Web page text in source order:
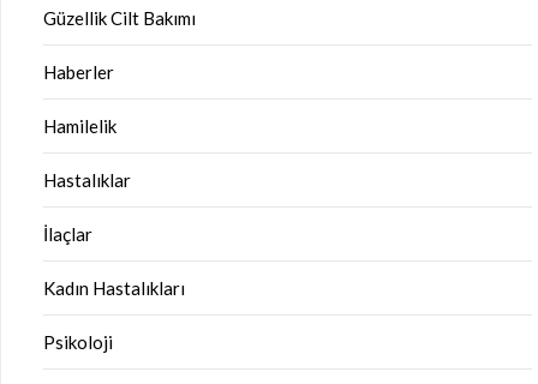
Güzellik Cilt Bakımı
Haberler
Hamilelik
Hastalıklar
İlaçlar
Kadın Hastalıkları
Psikoloji